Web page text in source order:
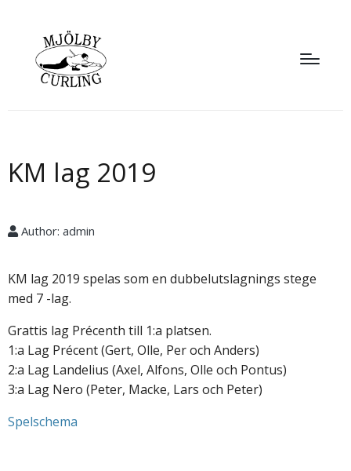
KM lag 2019
Author: admin
KM lag 2019 spelas som en dubbelutslagnings stege
med 7 -lag.
Grattis lag Précenth till 1:a platsen.
1:a Lag Précent (Gert, Olle, Per och Anders)
2:a Lag Landelius (Axel, Alfons, Olle och Pontus)
3:a Lag Nero (Peter, Macke, Lars och Peter)
Spelschema